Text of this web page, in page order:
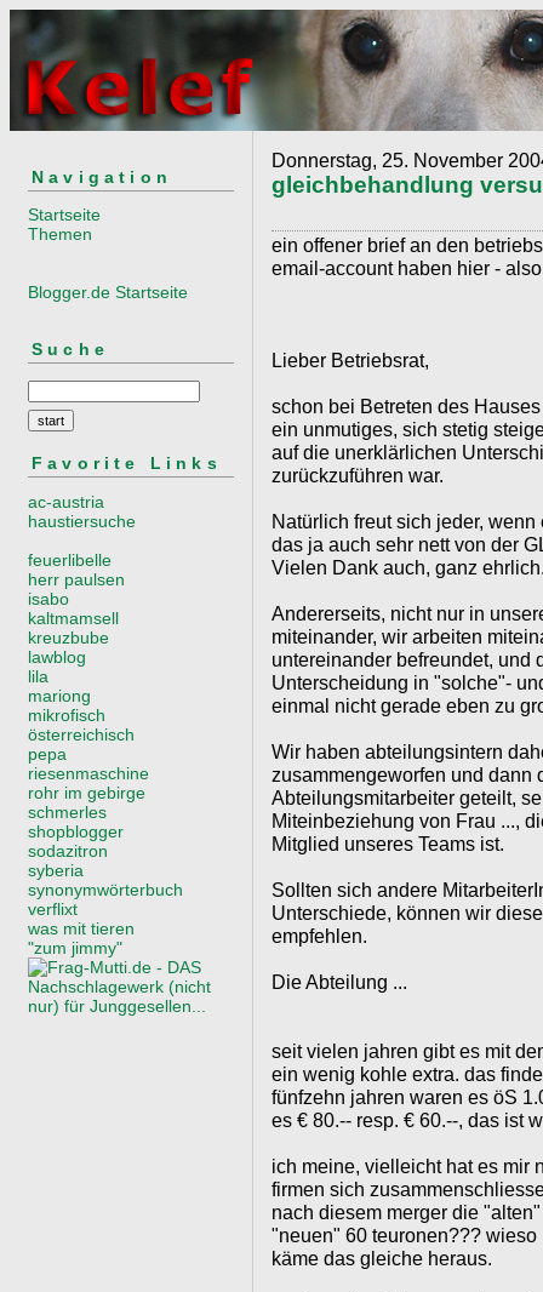
Navigation
Startseite
Themen
Blogger.de Startseite
Suche
Favorite Links
ac-austria
haustiersuche
feuerlibelle
herr paulsen
isabo
kaltmamsell
kreuzbube
lawblog
lila
mariong
mikrofisch
österreichisch
pepa
riesenmaschine
rohr im gebirge
schmerles
shopblogger
sodazitron
syberia
synonymwörterbuch
verflixt
was mit tieren
"zum jimmy"
Donnerstag, 25. November
gleichbehandlung
ein offener brief an den
email-account haben hier -
Lieber Betriebsrat,
schon bei Betreten des
ein unmutiges, sich stetig
auf die unerklärlichen
zurückzuführen war.
Natürlich freut sich jeder,
das ja auch sehr nett von der
Vielen Dank auch, ganz
Andererseits, nicht nur in
miteinander, wir arbeiten
untereinander befreundet, und
Unterscheidung in "solche"-
einmal nicht gerade eben zu
Wir haben abteilungsintern
zusammengeworfen und dann
Abteilungsmitarbeiter geteilt,
Miteinbeziehung von Frau ...,
Mitglied unseres Teams ist.
Sollten sich andere
Unterschiede, können wir
empfehlen.
Die Abteilung ...
seit vielen jahren gibt es mit
ein wenig kohle extra. das
fünfzehn jahren waren es öS
es € 80.-- resp. € 60.--, das ist
ich meine, vielleicht hat es mir
firmen sich
nach diesem merger die
"neuen" 60 teuronen???
käme das gleiche heraus.